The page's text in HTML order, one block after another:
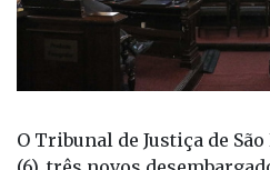
(6), três novos
Rios Gonçalves, Alexandre